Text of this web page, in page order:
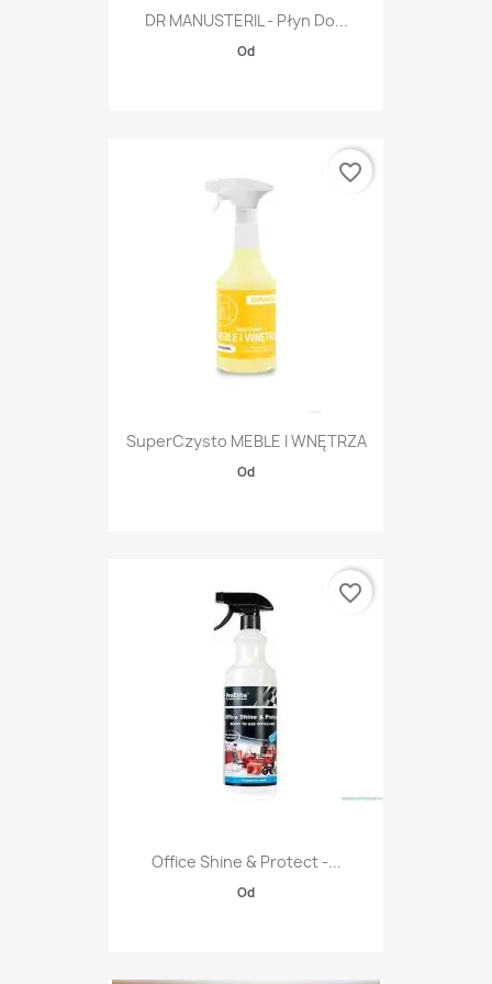
DR MANUSTERIL - Płyn Do...
Od
SuperCzysto MEBLE I WNĘTRZA
Od
favorite_border
Office Shine & Protect -...
Od
favorite_border